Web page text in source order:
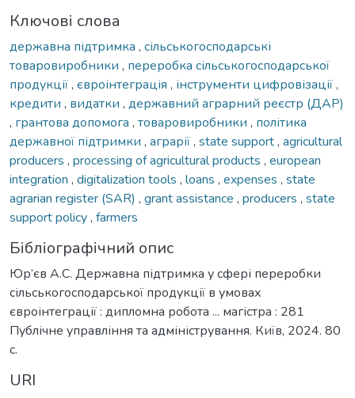
Ключові слова
державна підтримка , сільськогосподарські
товаровиробники , переробка сільськогосподарської
продукції, євроінтеграція , інструменти цифровізації,
кредити , видатки , державний аграрний реєстр (ДАР)
, грантова допомога , товаровиробники , політика
державної підтримки , аграрії, state support, agricultural
producers , processing of agricultural products , еuropean
integration , digitalization tools , loans , expenses , state
agrarian register (SAR) , grant assistance , producers , state
support policy, farmers
Бібліографічний опис
Юр’єв А.С. Державна підтримка у сфері переробки
сільськогосподарської продукції в умовах
євроінтеграції : дипломна робота ... магістра : 281
Публічне управління та адміністрування. Київ, 2024. 80
с.
URI